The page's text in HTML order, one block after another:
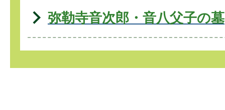
弥勒寺音次郎・音八父子の墓